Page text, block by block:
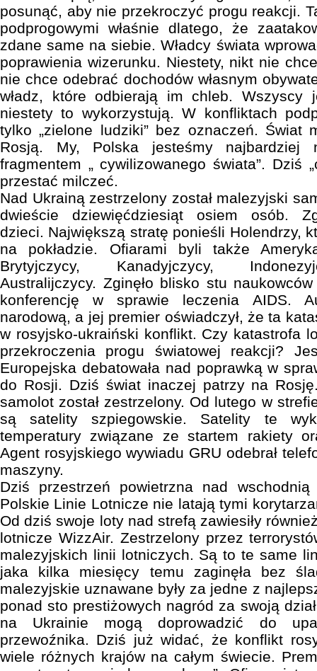
posunąć, aby nie przekroczyć progu reakcji.
podprogowymi właśnie dlatego, że
zdane same na siebie. Władcy świata
poprawienia wizerunku. Niestety, nikt nie
nie chce odebrać dochodów własnym
władz, które odbierają im chleb. Wszyscy
niestety to wykorzystują. W konfliktach
tylko „zielone ludziki” bez oznaczeń. Świat
Rosją. My, Polska jesteśmy najbardziej
fragmentem „ cywilizowanego świata”. Dziś
przestać milczeć.
Nad Ukrainą zestrzelony został malezyjski
dwieście dziewięćdziesiąt osiem osób.
dzieci. Największą stratę ponieśli Holendrzy,
na pokładzie. Ofiarami byli także
Brytyjczycy, Kanadyjczycy,
Australijczycy. Zginęło blisko stu
konferencję w sprawie leczenia AIDS.
narodową, a jej premier oświadczył, że ta
w rosyjsko-ukraiński konflikt. Czy katastrofa
przekroczenia progu światowej reakcji?
Europejska debatowała nad poprawką w
do Rosji. Dziś świat inaczej patrzy na
samolot został zestrzelony. Od lutego w
są satelity szpiegowskie. Satelity te
temperatury związane ze startem rakiety
Agent rosyjskiego wywiadu GRU odebrał
maszyny.
Dziś przestrzeń powietrzna nad
Polskie Linie Lotnicze nie latają tymi
Od dziś swoje loty nad strefą zawiesiły
lotnicze WizzAir. Zestrzelony przez
malezyjskich linii lotniczych. Są to te same
jaka kilka miesięcy temu zaginęła bez
malezyjskie uznawane były za jedne z
ponad sto prestiżowych nagród za swoją
na Ukrainie mogą doprowadzić do
przewoźnika. Dziś już widać, że konflikt
wiele różnych krajów na całym świecie.